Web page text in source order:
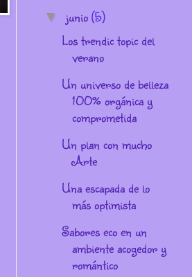
▼ junio(5)
Los trendic topic del
verano
Un universo de belleza
100% orgánica y
comprometida
Un plan con mucho
Arte
Una escapada de lo
más optimista
Sabores eco en un
ambiente acogedor y
romántico